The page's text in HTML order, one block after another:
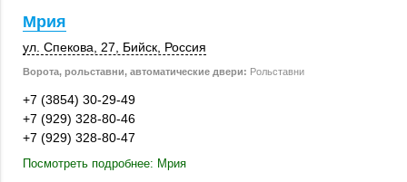
Мрия
ул. Спекова, 27 Бийск Россия
Ворота, рольставни, автоматические двери: Рольставни
+7 (3854) 30-29-49
+7 (929) 328-80-46
+7 (929) 328-80-47
Посмотреть подробнее: Мрия